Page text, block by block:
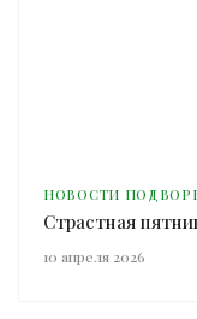
НОВОСТИ
Страстная
10 апреля 2026